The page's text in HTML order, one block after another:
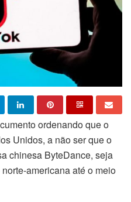
ordenando que o
Unidos, a não ser que o
chinesa ByteDance, seja
americana até o meio